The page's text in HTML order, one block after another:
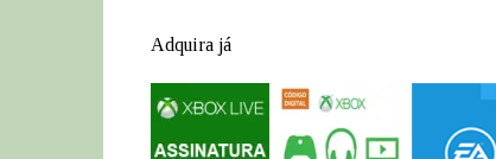
Adquira já